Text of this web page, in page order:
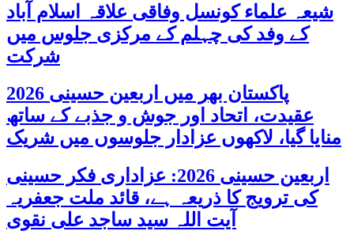
شیعہ علماء کونسل وفاقی علاقہ اسلام آباد
کے وفد کی چہلم کے مرکزی جلوس میں
شرکت
پاکستان بھر میں اربعین حسینی 2026
عقیدت، اتحاد اور جوش و جذبے کے ساتھ
منایا گیا، لاکھوں عزادار جلوسوں میں شریک
اربعین حسینی 2026: عزاداری فکر حسینی
کی ترویج کا ذریعہ ہے، قائد ملت جعفریہ
آیت اللہ سید ساجد علی نقوی